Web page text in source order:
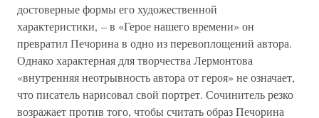
достоверные формы его художественной
характеристики, – в «Герое нашего времени» он
превратил Печорина в одно из перевоплощений автора.
Однако характерная для творчества Лермонтова
«внутренняя неотрывность автора от героя» не означает,
что писатель нарисовал свой портрет. Сочинитель резко
возражает против того, чтобы считать образ Печорина